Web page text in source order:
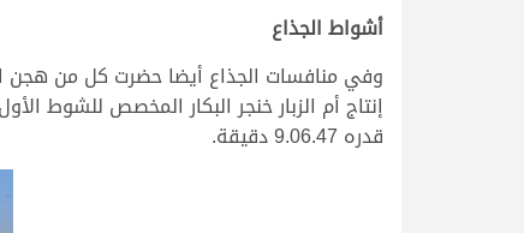
أشواط الجذاع
وفي منافسات الجذاع أيضا حضرت كل من هجن
إنتاج أم الزبار خنجر البكار المخصص للشوط
قدره 9.06.47 دقيقة.